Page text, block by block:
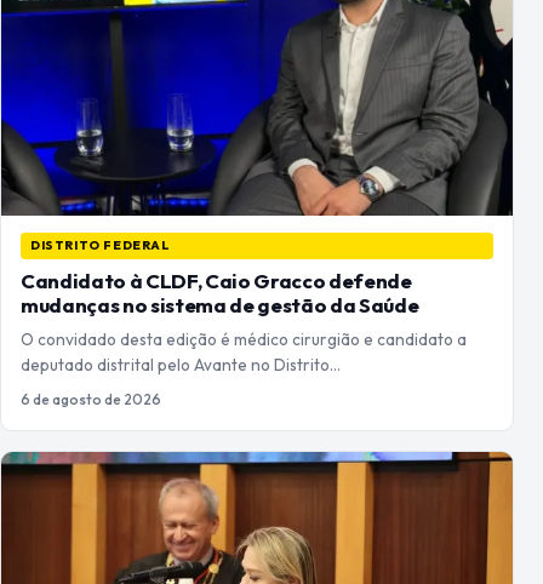
DISTRITO FEDERAL
Candidato à CLDF, Caio Gracco defende
mudanças no sistema de gestão da Saúde
O convidado desta edição é médico cirurgião e candidato a
deputado distrital pelo Avante no Distrito…
6 de agosto de 2026